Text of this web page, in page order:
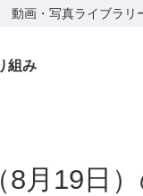
動画・写真ライブラリ
組み
月19日